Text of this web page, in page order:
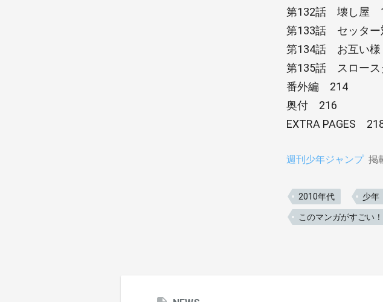
第132話 壊し屋
第133話 セッター
第134話 お互い
第135話 スロー
番外編 214
奥付 216
EXTRA PAGES
週刊少年ジャンプ 掲
2010年代 少年
このマンガがすごい！